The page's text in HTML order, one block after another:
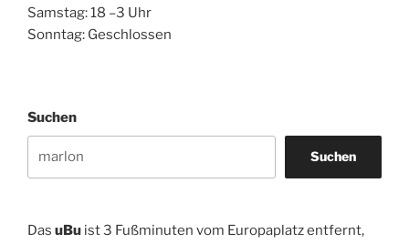
Samstag: 18 –3 Uhr
Sonntag: Geschlossen
Suchen
Suchen
Das uBu ist 3 Fußminuten vom Europaplatz entfernt,